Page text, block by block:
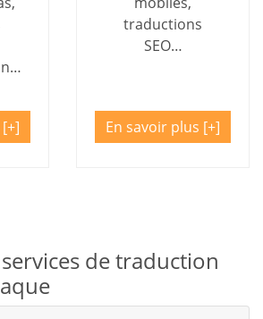
traductions
SEO…
En savoir plus
de traduction